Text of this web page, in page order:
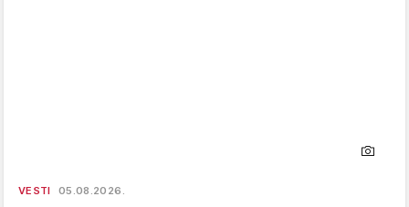
VESTI 05.08.2026.